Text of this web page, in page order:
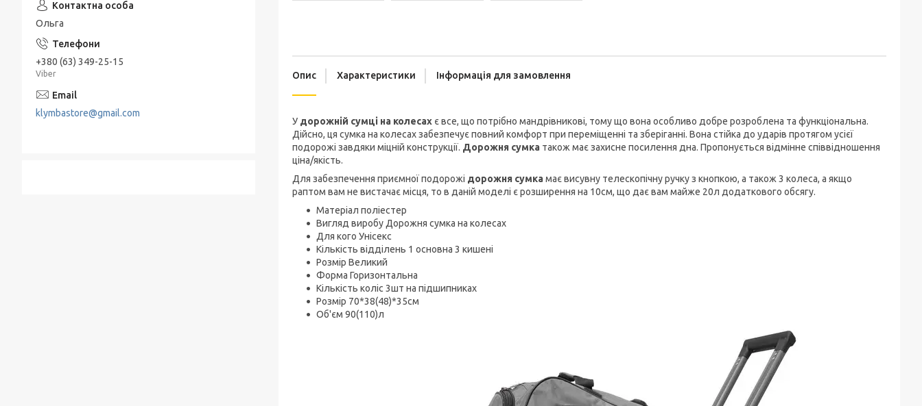
Опис Характеристики Інформація для замовлення
У дорожній сумці на колесах є все, що потрібно мандрівникові, тому що вона особливо добре розроблена та функціональна.
Дійсно, ця сумка на колесах забезпечує повний комфорт при переміщенні та зберіганні. Вона стійка до ударів протягом усієї
подорожі завдяки міцній конструкції. Дорожня сумка також має захисне посилення дна. Пропонується відмінне співвідношення
ціна/якість.
Для забезпечення приємної подорожі дорожня сумка має висувну телескопічну ручку з кнопкою, а також 3 колеса, а якщо
раптом вам не вистачає місця, то в даній моделі є розширення на 10см, що дає вам майже 20л додаткового обсягу.
Матеріал поліестер
Вигляд виробу Дорожня сумка на колесах
Для кого Унісекс
Кількість відділень 1 основна 3 кишені
Розмір Великий
Форма Горизонтальна
Кількість коліс 3шт на підшипниках
Розмір 70*38(48)*35см
Об'єм 90(110)л
Льодогенератор
Електрогриль
Термоси
Барбекю и гриль
Хлебница
Ольга
+380 (63) 349-25-15
Viber
klymbastore@gmail.com